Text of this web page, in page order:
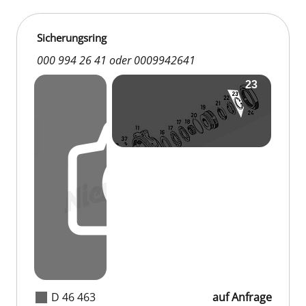
D 46 463
Sicherungsring
000 994 26 41 oder 0009942641
auf Anfrage